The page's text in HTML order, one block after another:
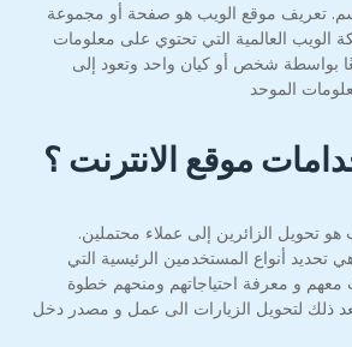
تعريف موقع الويب هو صفحة أو مجموعة
العالمية التي تحتوي على معلومات
بواسطة شخص أو كيان واحد وتعود إلى
موقع الانترنت ؟
تحويل الزائرين إلى عملاء محتملين.
تحديد أنواع المستخدمين الرئيسية التي
معهم و معرفة احتياجاتهم ومنحهم خطوة
ذلك لتحويل الزيارات الى عمل و مصدر دخل